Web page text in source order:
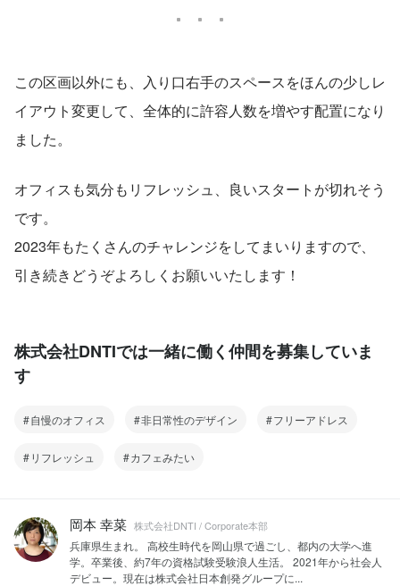
この区画以外にも、入り口右手のスペースをほんの少しレ
イアウト変更して、全体的に許容人数を増やす配置になり
ました。
オフィスも気分もリフレッシュ、良いスタートが切れそう
です。
2023年もたくさんのチャレンジをしてまいりますので、
引き続きどうぞよろしくお願いいたします！
株式会社DNTIでは一緒に働く仲間を募集していま
す
自慢のオフィス 非日常性のデザイン フリーアドレス
リフレッシュ カフェみたい
岡本 幸菜 株式会社DNTI / Corporate本部
兵庫県生まれ。 高校生時代を岡山県で過ごし、都内の大学へ進
学。卒業後、約7年の資格試験受験浪人生活。 2021年から社会人
デビュー。現在は株式会社日本創発グループに...